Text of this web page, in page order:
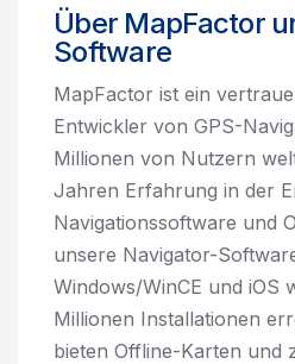
Über MapFactor
Software
MapFactor ist ein
Entwickler von GPS-
Millionen von Nutzern
Jahren Erfahrung in der
Navigationssoftware und
unsere Navigator-
Windows/WinCE und iOS
Millionen Installationen
bieten Offline-Karten und